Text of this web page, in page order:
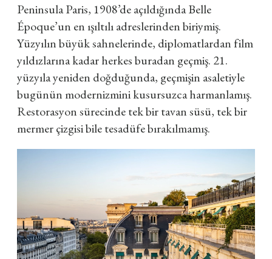
Peninsula Paris, 1908’de açıldığında Belle
Époque’un en ışıltılı adreslerinden biriymiş.
Yüzyılın büyük sahnelerinde, diplomatlardan film
yıldızlarına kadar herkes buradan geçmiş. 21.
yüzyıla yeniden doğduğunda, geçmişin asaletiyle
bugünün modernizmini kusursuzca harmanlamış.
Restorasyon sürecinde tek bir tavan süsü, tek bir
mermer çizgisi bile tesadüfe bırakılmamış.